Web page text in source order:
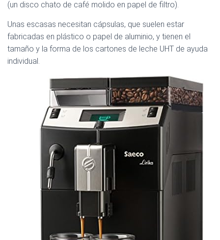
(un disco chato de café molido en papel de filtro).
Unas escasas necesitan cápsulas, que suelen estar
fabricadas en plástico o papel de aluminio, y tienen el
tamaño y la forma de los cartones de leche UHT de ayuda
individual.